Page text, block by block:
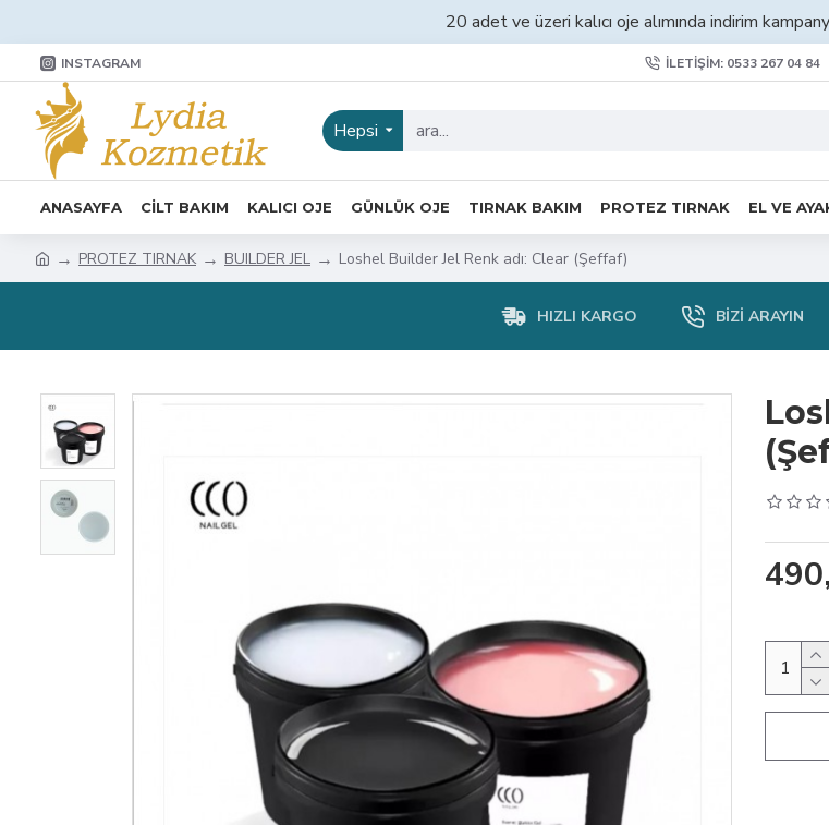
20 adet ve üzeri kalıcı oje alımında indirim
INSTAGRAM İLETIŞIM: 0533 267 04 84
Hepsi
ANASAYFA CİLT BAKIM KALICI OJE GÜNLÜK OJE TIRNAK BAKIM PROTEZ TIRNAK EL VE
PROTEZ TIRNAK BUILDER JEL Loshel Builder Jel Renk adı: Clear (Şeffaf)
HIZLI KARGO BIZI ARAYIN